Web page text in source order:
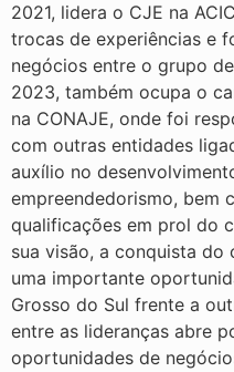
2021, lidera o CJE na
trocas de experiências e
negócios entre o grupo
2023, também ocupa o
na CONAJE, onde foi
com outras entidades
auxílio no
empreendedorismo, bem
qualificações em prol do
sua visão, a conquista
uma importante
Grosso do Sul frente a
entre as lideranças abre
oportunidades de